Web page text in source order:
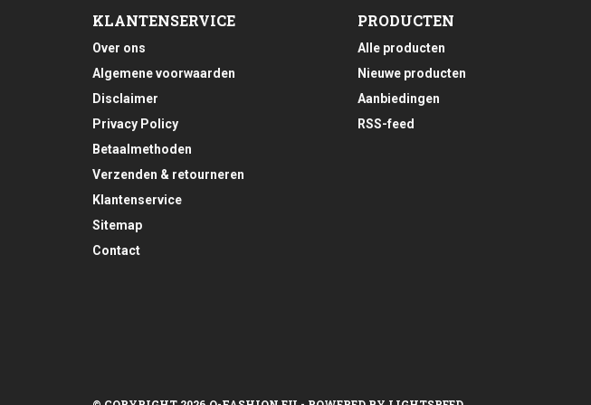
KLANTENSERVICE
Over ons
Algemene voorwaarden
Disclaimer
Privacy Policy
Betaalmethoden
Verzenden & retourneren
Klantenservice
Sitemap
Contact
PRODUCTEN
Alle producten
Nieuwe producten
Aanbiedingen
RSS-feed